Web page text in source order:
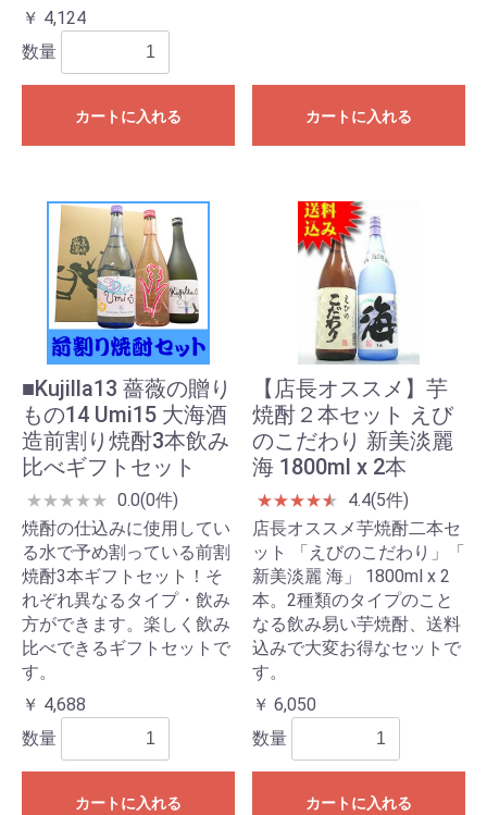
￥ 4,124
数量
カートに入れる カートに入れる
■Kujilla13 薔薇の贈り
もの14 Umi15 大海酒
造前割り焼酎3本飲み
比べギフトセット
★★★★★ 0.0(0件)
焼酎の仕込みに使用してい
る水で予め割っている前割
焼酎3本ギフトセット！そ
れぞれ異なるタイプ・飲み
方ができます。楽しく飲み
比べできるギフトセットで
す。
￥ 4,688
数量
カートに入れる
【店長オススメ】芋
焼酎２本セット えび
のこだわり 新美淡麗
海 1800ml x 2本
★★★★★
★
4.4(5件)
店長オススメ芋焼酎二本セ
ット 「えびのこだわり」「
新美淡麗 海」 1800ml x 2
本。2種類のタイプのこと
なる飲み易い芋焼酎、送料
込みで大変お得なセットで
す。
￥ 6,050
数量
カートに入れる